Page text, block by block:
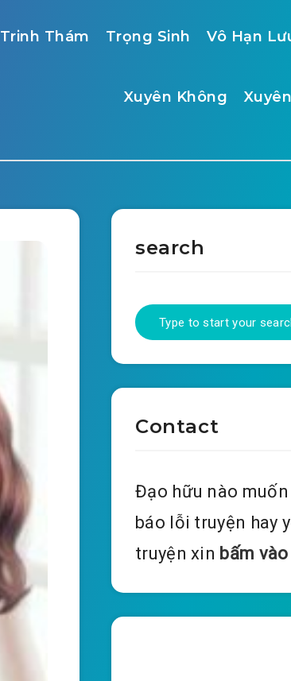
Trinh Thám Trọng Sinh Vô Hạn
Xuyên Không
search
Contact
Đạo hữu nào muốn
báo lỗi truyện hay
truyện xin bấm